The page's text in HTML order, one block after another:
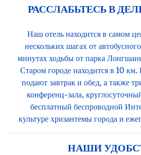
РАССЛАБЬТЕСЬ В ДЕЛЬТЕ
Наш отель находится в самом
нескольких шагах от
минутах ходьбы от парка
Старом городе находится в 10
подают завтрак и обед, а также
конференц-зала,
бесплатный беспроводной
культуре хризантемы города и
НАШИ